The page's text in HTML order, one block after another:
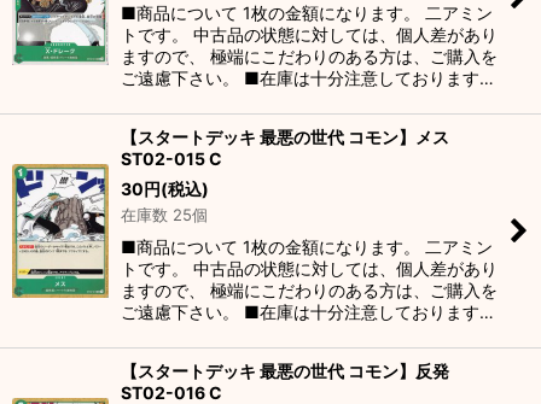
■商品について 1枚の金額になります。 二アミン
トです。 中古品の状態に対しては、個人差があり
ますので、 極端にこだわりのある方は、ご購入を
ご遠慮下さい。 ■在庫は十分注意しております…
【スタートデッキ 最悪の世代 コモン】メス
ST02-015 C
30円(税込)
在庫数 25個
■商品について 1枚の金額になります。 二アミン
トです。 中古品の状態に対しては、個人差があり
ますので、 極端にこだわりのある方は、ご購入を
ご遠慮下さい。 ■在庫は十分注意しております…
【スタートデッキ 最悪の世代 コモン】反発
ST02-016 C